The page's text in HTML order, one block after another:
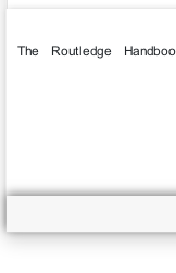
The Routledge